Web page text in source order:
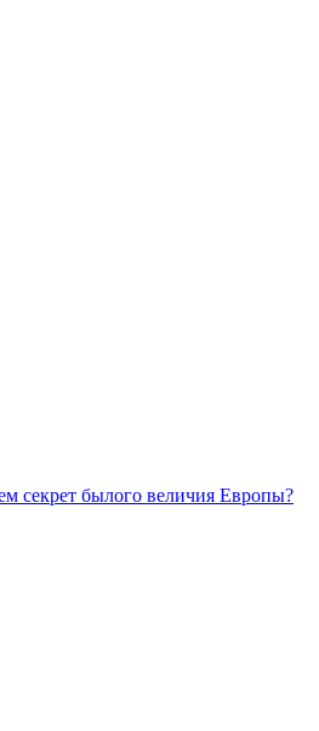
секрет былого величия Европы?